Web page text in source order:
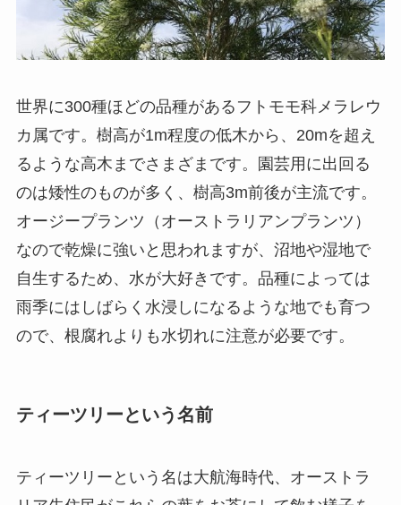
世界に300種ほどの品種があるフトモモ科メラレウ
カ属です。樹高が1m程度の低木から、20mを超え
るような高木までさまざまです。園芸用に出回る
のは矮性のものが多く、樹高3m前後が主流です。
オージープランツ（オーストラリアンプランツ）
なので乾燥に強いと思われますが、沼地や湿地で
自生するため、水が大好きです。品種によっては
雨季にはしばらく水浸しになるような地でも育つ
ので、根腐れよりも水切れに注意が必要です。
ティーツリーという名前
ティーツリーという名は大航海時代、オーストラ